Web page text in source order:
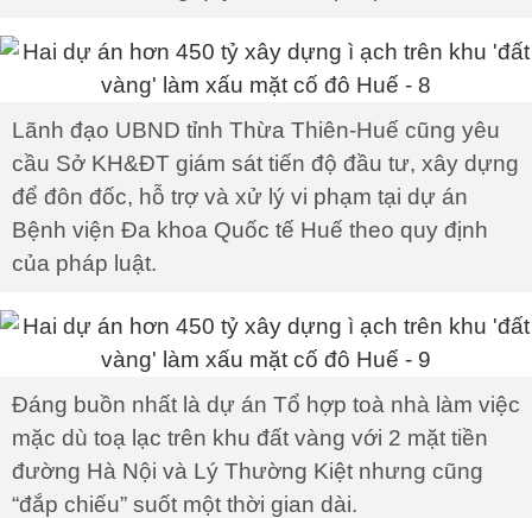
Lãnh đạo UBND tỉnh Thừa Thiên-Huế cũng yêu
cầu Sở KH&ĐT giám sát tiến độ đầu tư, xây dựng
để đôn đốc, hỗ trợ và xử lý vi phạm tại dự án
Bệnh viện Đa khoa Quốc tế Huế theo quy định
của pháp luật.
Đáng buồn nhất là dự án Tổ hợp toà nhà làm việc
mặc dù toạ lạc trên khu đất vàng với 2 mặt tiền
đường Hà Nội và Lý Thường Kiệt nhưng cũng
“đắp chiếu” suốt một thời gian dài.